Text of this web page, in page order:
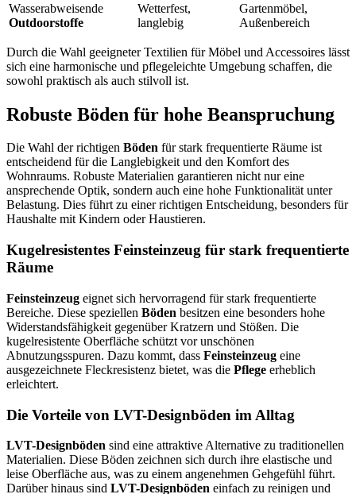
Wasserabweisende
Outdoorstoffe
Wetterfest,
langlebig
Gartenmöbel,
Außenbereich
Durch die Wahl geeigneter Textilien für Möbel und Accessoires lässt
sich eine harmonische und pflegeleichte Umgebung schaffen, die
sowohl praktisch als auch stilvoll ist.
Robuste Böden für hohe Beanspruchung
Die Wahl der richtigen Böden für stark frequentierte Räume ist
entscheidend für die Langlebigkeit und den Komfort des
Wohnraums. Robuste Materialien garantieren nicht nur eine
ansprechende Optik, sondern auch eine hohe Funktionalität unter
Belastung. Dies führt zu einer richtigen Entscheidung, besonders für
Haushalte mit Kindern oder Haustieren.
Kugelresistentes Feinsteinzeug für stark frequentierte
Räume
Feinsteinzeug eignet sich hervorragend für stark frequentierte
Bereiche. Diese speziellen Böden besitzen eine besonders hohe
Widerstandsfähigkeit gegenüber Kratzern und Stößen. Die
kugelresistente Oberfläche schützt vor unschönen
Abnutzungsspuren. Dazu kommt, dass Feinsteinzeug eine
ausgezeichnete Fleckresistenz bietet, was die Pflege erheblich
erleichtert.
Die Vorteile von LVT-Designböden im Alltag
LVT-Designböden sind eine attraktive Alternative zu traditionellen
Materialien. Diese Böden zeichnen sich durch ihre elastische und
leise Oberfläche aus, was zu einem angenehmen Gehgefühl führt.
Darüber hinaus sind LVT-Designböden einfach zu reinigen und